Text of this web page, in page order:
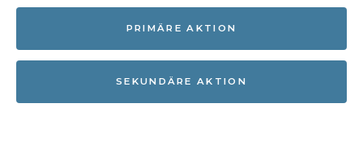
PRIMÄRE AKTION
SEKUNDÄRE AKTION